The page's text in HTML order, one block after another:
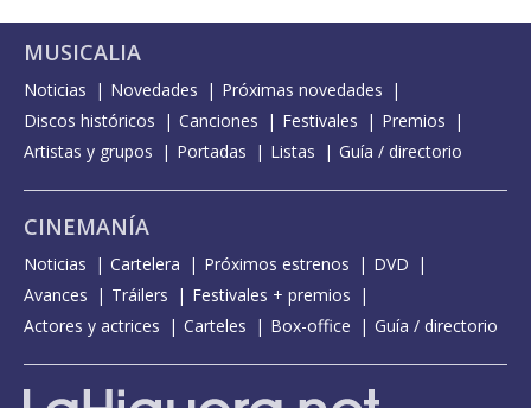
MUSICALIA
Noticias Novedades
Próximas novedades
Discos históricos
Canciones Festivales
Premios
Artistas y grupos
Portadas Listas Guía / directorio
CINEMANÍA
Noticias Cartelera Próximos estrenos
DVD
Avances
Tráilers
Festivales + premios
Actores y actrices
Carteles Box-office Guía / directorio